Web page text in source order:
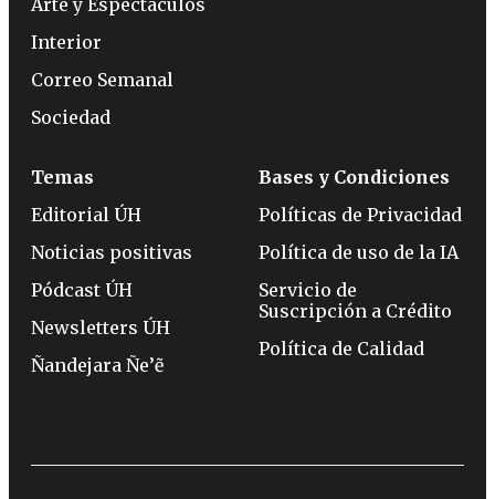
Interior
Correo Semanal
Sociedad
Temas
Editorial ÚH
Noticias positivas
Pódcast ÚH
Newsletters ÚH
Ñandejara Ñe’ẽ
Bases y Condiciones
Políticas de Privacidad
Política de uso de la IA
Servicio de
Suscripción a Crédito
Política de Calidad